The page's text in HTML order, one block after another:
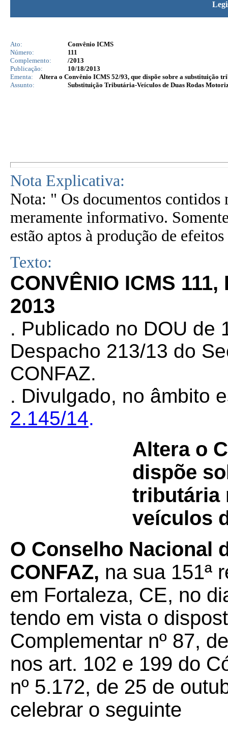
Ato:
Convênio ICMS
Número:
111
Complemento:
/2013
Publicação:
10/18/2013
Ementa:
Altera o Convênio ICMS 52/93, que dispõe sobre a substituição
Assunto:
Substituição Tributária-Veículos de Duas Rodas
Nota Explicativa:
Nota: " Os documentos contidos
meramente informativo.
estão aptos à produção de
Texto:
CONVÊNIO ICMS
2013
. Publicado no DOU de
Despacho 213/13 do
CONFAZ.
. Divulgado, no âmbito
2.145/14.
Altera o
dispõe
tributária
veículos
O Conselho Nacional
CONFAZ, na sua 151ª
em Fortaleza, CE, no
tendo em vista o
Complementar nº 87,
nos art. 102 e 199 do
nº 5.172, de 25 de
celebrar o seguinte